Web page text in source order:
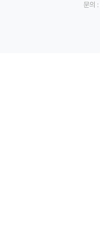
문의 :